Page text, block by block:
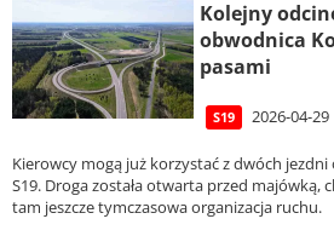
Kolejny
obwodnica
pasami
S19 2026-04-
Kierowcy mogą już korzystać z dwóch
S19. Droga została otwarta przed majówką,
tam jeszcze tymczasowa organizacja ruchu.